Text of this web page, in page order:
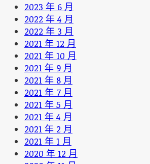
2023 年 6 月
2022 年 4 月
2022 年 3 月
2021 年 12 月
2021 年 10 月
2021 年 9 月
2021 年 8 月
2021 年 7 月
2021 年 5 月
2021 年 4 月
2021 年 2 月
2021 年 1 月
2020 年 12 月